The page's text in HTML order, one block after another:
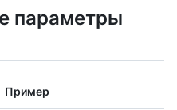
параметры
Пример